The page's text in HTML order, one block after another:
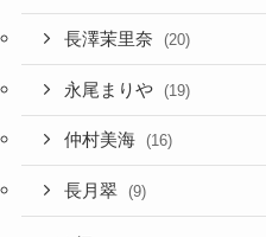
長澤茉里奈 (20)
永尾まりや (19)
仲村美海 (16)
長月翠 (9)